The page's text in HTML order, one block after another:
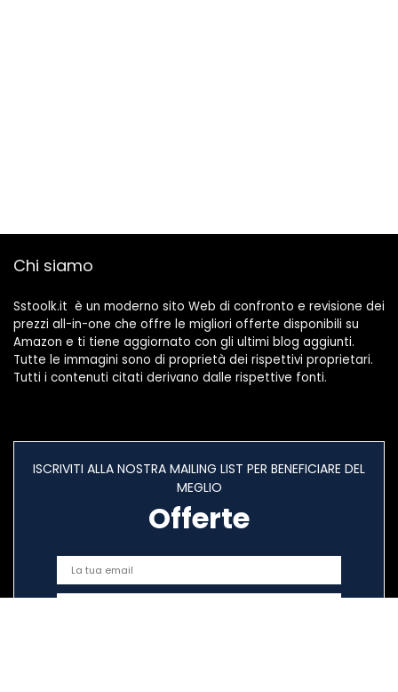
Chi siamo
Sstoolk.it è un moderno sito Web di confronto e revisione dei
prezzi all-in-one che offre le migliori offerte disponibili su
Amazon e ti tiene aggiornato con gli ultimi blog aggiunti.
Tutte le immagini sono di proprietà dei rispettivi proprietari.
Tutti i contenuti citati derivano dalle rispettive fonti.
ISCRIVITI ALLA NOSTRA MAILING LIST PER BENEFICIARE DEL
MEGLIO
Offerte